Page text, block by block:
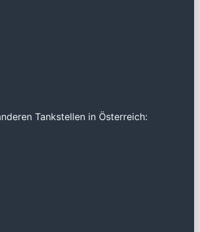
Tankstellen in Österreich: